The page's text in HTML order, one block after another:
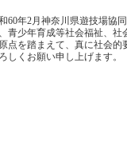
60年2月神奈川県遊技場協
青少年育成等社会福祉、
点を踏まえて、真に社会
しくお願い申し上げます。